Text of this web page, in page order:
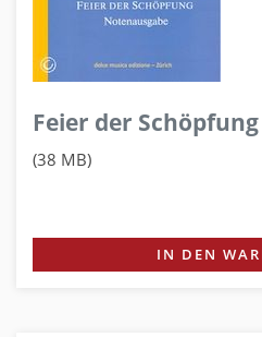
Feier der Schöpfung
(38 MB)
IN DEN